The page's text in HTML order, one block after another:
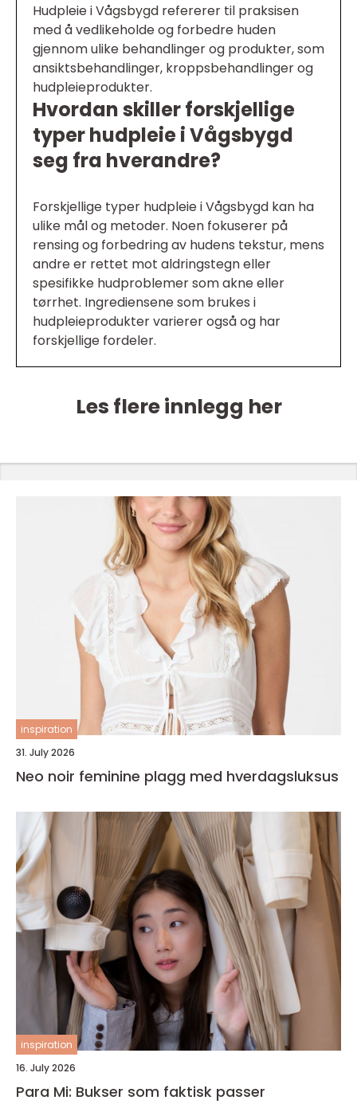
Hudpleie i Vågsbygd refererer til praksisen
med å vedlikeholde og forbedre huden
gjennom ulike behandlinger og produkter, som
ansiktsbehandlinger, kroppsbehandlinger og
hudpleieprodukter.
Hvordan skiller forskjellige
typer hudpleie i Vågsbygd
seg fra hverandre?
Forskjellige typer hudpleie i Vågsbygd kan ha
ulike mål og metoder. Noen fokuserer på
rensing og forbedring av hudens tekstur, mens
andre er rettet mot aldringstegn eller
spesifikke hudproblemer som akne eller
tørrhet. Ingrediensene som brukes i
hudpleieprodukter varierer også og har
forskjellige fordeler.
Les flere innlegg her
inspiration
31. July 2026
Neo noir feminine plagg med hverdagsluksus
inspiration
16. July 2026
Para Mi: Bukser som faktisk passer